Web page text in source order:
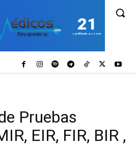
21
casiMedicos.com
Pruebas
EIR, FIR, BIR ,